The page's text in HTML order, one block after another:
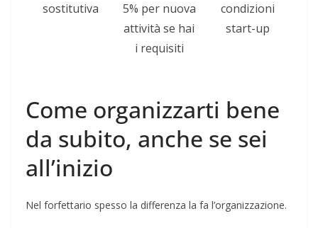
sostitutiva
5% per nuova
attività se hai
i requisiti
condizioni
start-up
Come organizzarti bene
da subito, anche se sei
all’inizio
Nel forfettario spesso la differenza la fa l’organizzazione.